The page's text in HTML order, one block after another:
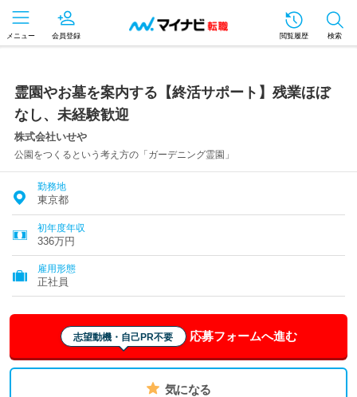
メニュー 会員登録 閲覧履歴 検索
霊園やお墓を案内する【終活サポート】残業ほぼ
なし、未経験歓迎
株式会社いせや
公園をつくるという考え方の「ガーデニング霊園」
勤務地
東京都
初年度年収
336万円
雇用形態
正社員
志望動機・自己PR不要 応募フォームへ進む
気になる